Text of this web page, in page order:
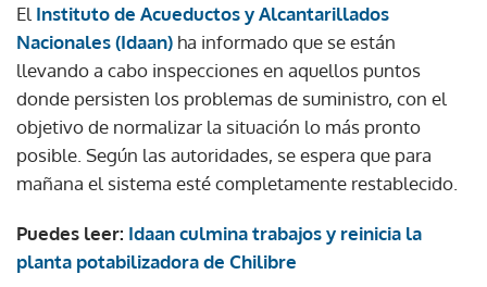
El Instituto de Acueductos y Alcantarillados
Nacionales (Idaan) ha informado que se están
llevando a cabo inspecciones en aquellos puntos
donde persisten los problemas de suministro, con el
objetivo de normalizar la situación lo más pronto
posible. Según las autoridades, se espera que para
mañana el sistema esté completamente restablecido.
Puedes leer: Idaan culmina trabajos y reinicia la
planta potabilizadora de Chilibre